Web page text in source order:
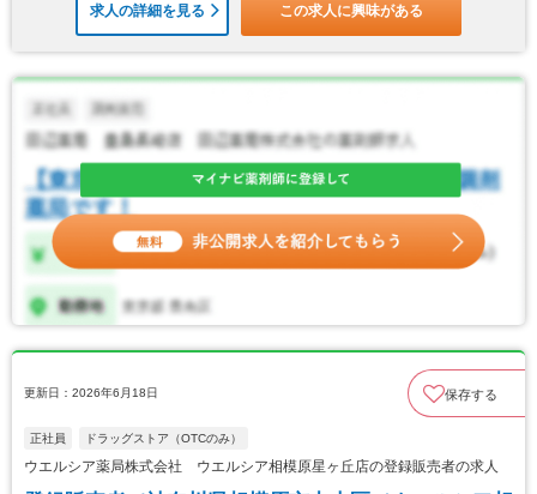
求人の詳細を見る この求人に興味がある
更新日：2026年6月18日 保存する
正社員 ドラッグストア（OTCのみ）
ウエルシア薬局株式会社 ウエルシア相模原星ヶ丘店の登録販売者の求人